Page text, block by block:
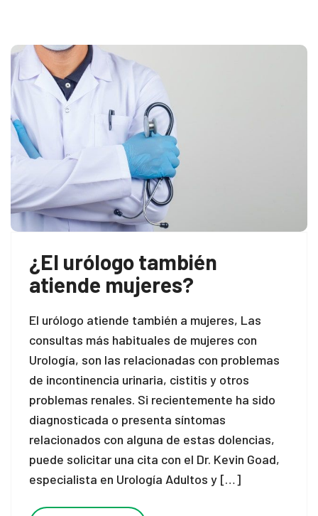
¿El urólogo también
atiende mujeres?
El urólogo atiende también a mujeres, Las
consultas más habituales de mujeres con
Urología, son las relacionadas con problemas
de incontinencia urinaria, cistitis y otros
problemas renales. Si recientemente ha sido
diagnosticada o presenta síntomas
relacionados con alguna de estas dolencias,
puede solicitar una cita con el Dr. Kevin Goad,
especialista en Urología Adultos y […]